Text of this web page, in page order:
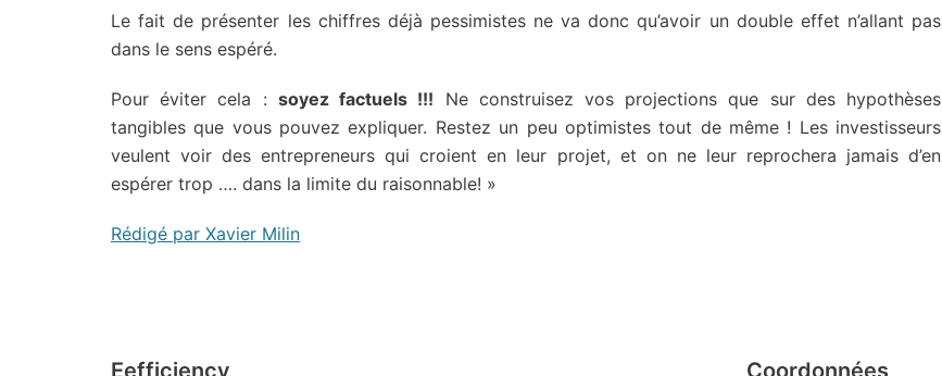
Le fait de présenter les chiffres déjà pessimistes ne va donc qu’avoir un double effet n’allant pas
dans le sens espéré.
Pour éviter cela : soyez factuels !!! Ne construisez vos projections que sur des hypothèses
tangibles que vous pouvez expliquer. Restez un peu optimistes tout de même ! Les investisseurs
veulent voir des entrepreneurs qui croient en leur projet, et on ne leur reprochera jamais d’en
espérer trop …. dans la limite du raisonnable! »
Rédigé par Xavier Milin
Eefficiency Coordonnées